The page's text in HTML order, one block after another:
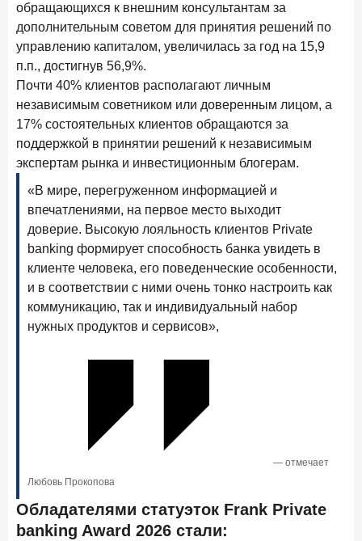
ПОДПИСАТЬСЯ
Я согласен с условиямиобработки данных
6 марта 2026 года
По итогам февраля 2026 года объем выдач кредитов
составил 748,4 млрд руб.
25 февраля 2026 года ИССЛЕДОВАНИЕ
Ипотека. Итоги работы крупнейших ипотечных банков
в январе 2026 года
ИССЛЕДОВАНИЕ
Не по цене, а по ценности: как россияне выбирали
подписки в 2025 году?
17 февраля 2026 года
По итогам января 2026 года объем выдач кредитов
составил 822,8 млрд руб.
ИССЛЕДОВАНИЕ
Premium Banking в 2025 году: портрет клиента, тренды
и стратегии банков
30 января 2026 года
обращающихся к внешним консультантам за
дополнительным советом для принятия решений по
управлению капиталом, увеличилась за год на 15,9
п.п., достигнув 56,9%.
Почти 40% клиентов располагают личным
независимым советником или доверенным лицом, а
17% состоятельных клиентов обращаются за
поддержкой в принятии решений к независимым
экспертам рынка и инвестиционным блогерам.
«В мире, перегруженном информацией и
впечатлениями, на первое место выходит
доверие. Высокую лояльность клиентов Private
banking формирует способность банка увидеть в
клиенте человека, его поведенческие особенности,
и в соответствии с ними очень тонко настроить как
коммуникацию, так и индивидуальный набор
нужных продуктов и сервисов»,
— отмечает
Любовь Прокопова
Обладателями статуэток Frank Private
banking Award 2026 стали: